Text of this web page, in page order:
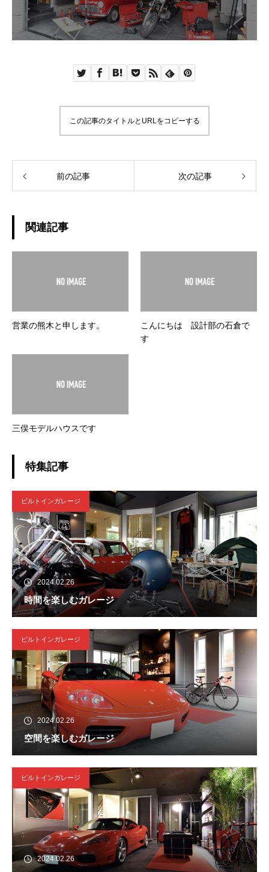
この記事のタイトルとURLをコピーする
前の記事 次の記事
関連記事
営業の熊木と申します。
こんにちは 設計部の石倉で
す
三俣モデルハウスです
特集記事
ビルトインガレージ
2024.02.26
時間を楽しむガレージ
ビルトインガレージ
2024.02.26
空間を楽しむガレージ
ビルトインガレージ
2024.02.26